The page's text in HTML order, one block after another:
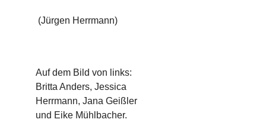
(Jürgen Herrmann)
Auf dem Bild von links:
Britta Anders, Jessica
Herrmann, Jana Geißler
und Eike Mühlbacher.